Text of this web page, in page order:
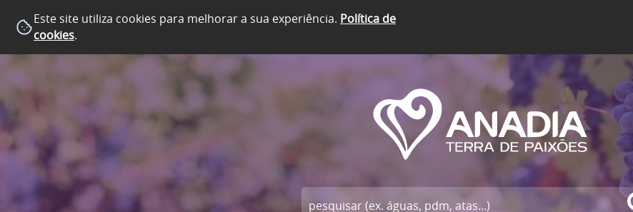
Este site utiliza cookies para melhorar a sua experiência. Política de
cookies.